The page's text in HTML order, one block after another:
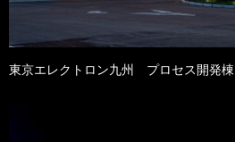
東京エレクトロン九州 プロセス開発棟